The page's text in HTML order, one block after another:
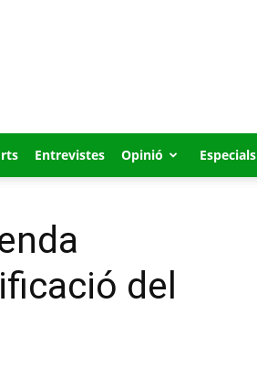
Entrevistes Opinió Especials
del